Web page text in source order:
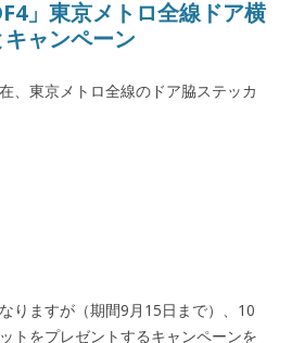
」東京メトロ全線ドア横
ャンペーン
、東京メトロ全線のドア脇ステッカ
りますが（期間9月15日まで）、10
トをプレゼントするキャンペーンを